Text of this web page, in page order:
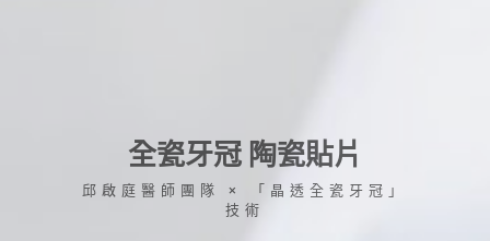
全瓷牙冠 陶瓷貼片
邱啟庭醫師團隊 × 「晶透全瓷牙冠」
技術